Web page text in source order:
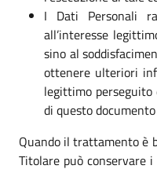
I Dati Personali
all’interesse
sino al
ottenere ulteriori
legittimo
di questo
Quando il trattamento è
Titolare può conservare